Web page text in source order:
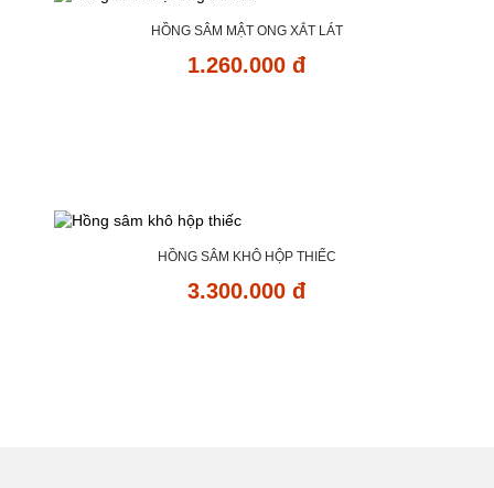
HỒNG SÂM MẬT ONG XẮT LÁT
1.260.000 đ
HỒNG SÂM KHÔ HỘP THIẾC
3.300.000 đ